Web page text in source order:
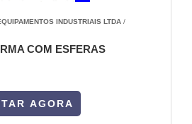
INDUSTRIAIS LTDA /
COM ESFERAS
AGORA